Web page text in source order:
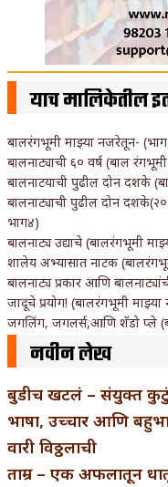
याच मालिकेतील
बालरंगभूमी माझ्या नजरेतून- (भाग
बालनाट्याची ६० वर्ष (बाल
बालनाटयाची पुढील दोन दशके
बालनाट्याची पुढील दोन
भाग४)
बालनाट्य उद्याचे (बालरंगभूमी
शालेय अभ्यासात नाटक
बालनाट्य प्रकार आणि
जादूचे प्रयोग! (बालरंगभूमी
जगलिंग, जगलर्स,आणि शॅडो प्ले
नवीन लेख
बुडीच खटलं – संयुक्त
भाषा, उच्चार आणि
वारी विठ्ठलाची
ताम्र – एक अफलातून